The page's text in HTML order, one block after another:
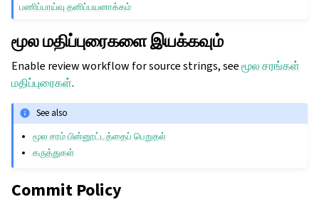
பணிப்பாய்வு தனிப்பயனாக்கம்
மூல மதிப்புரைகளை இயக்கவும்
Enable review workflow for source strings, seeமூல சரங்கள்
மதிப்புரைகள்.
See also
மூல சரம் பின்னூட்டத்தைப் பெறுதல்
கருத்துகள்
Commit Policy